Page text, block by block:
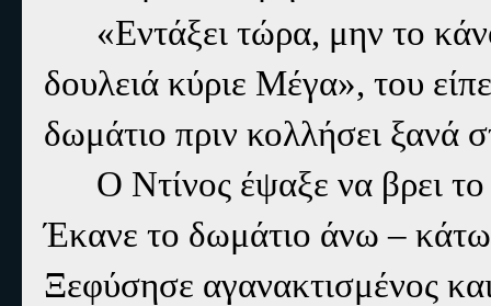
«Εντάξει τώρα, μην το
δουλειά κύριε Μέγα», του
δωμάτιο πριν κολλήσει ξανά
Ο Ντίνος έψαξε να βρει
Έκανε το δωμάτιο άνω –
Ξεφύσησε αγανακτισμένος